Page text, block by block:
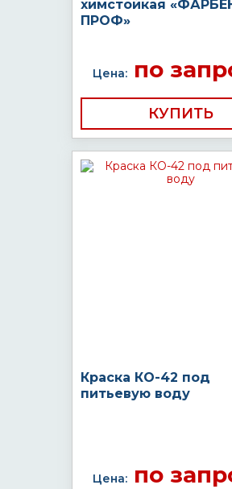
химстойкая
ПРОФ»
Цена:по
КУПИТЬ
Краска КО-42 под
питьевую воду
Цена:по